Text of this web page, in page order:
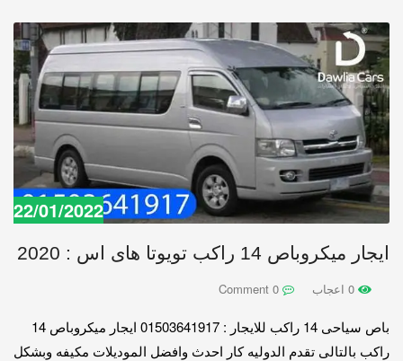
22/01/2022
ايجار ميكروباص 14 راكب تويوتا هاى اس : 2020
باص سياحى 14 راكب للايجار : 01503641917 ايجار ميكروباص 14
راكب بالتالى تقدم الدوليه كار احدث وافضل الموديلات مكيفه وبشكل